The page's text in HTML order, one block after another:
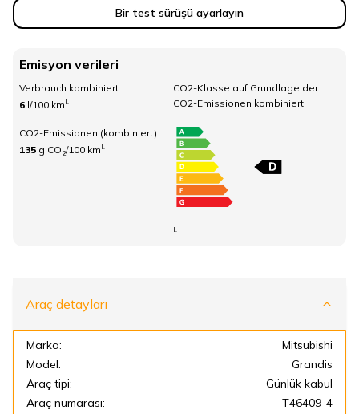
Bir test sürüşü ayarlayın
Emisyon verileri
Verbrauch kombiniert:
6 l/100 km I.
CO2-Emissionen (kombiniert):
135 g CO 2/100 km I.
CO2-Klasse auf Grundlage der
CO2-Emissionen kombiniert:
I.
Araç detayları
Marka:
Mitsubishi
Model:
Grandis
Araç tipi:
Günlük kabul
Araç numarası:
T46409-4